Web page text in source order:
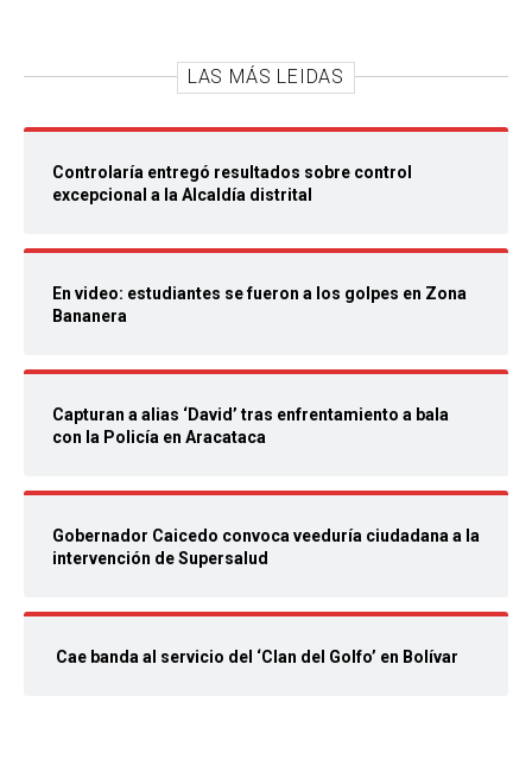
LAS MÁS LEIDAS
Controlaría entregó resultados sobre control
excepcional a la Alcaldía distrital
En video: estudiantes se fueron a los golpes en Zona
Bananera
Capturan a alias ‘David’ tras enfrentamiento a bala
con la Policía en Aracataca
Gobernador Caicedo convoca veeduría ciudadana a la
intervención de Supersalud
Cae banda al servicio del ‘Clan del Golfo’ en Bolívar